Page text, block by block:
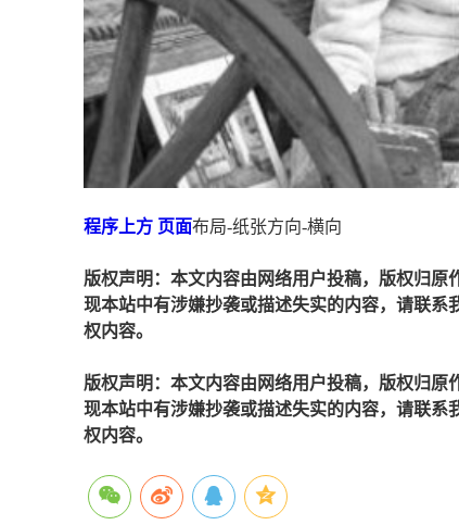
程序 上方 页面布局-纸张方向-横向
版权声明：本文内容由网络用户投稿，版权归
现本站中有涉嫌抄袭或描述失实的内容，请联系
权内容。
版权声明：本文内容由网络用户投稿，版权归
现本站中有涉嫌抄袭或描述失实的内容，请联系
权内容。